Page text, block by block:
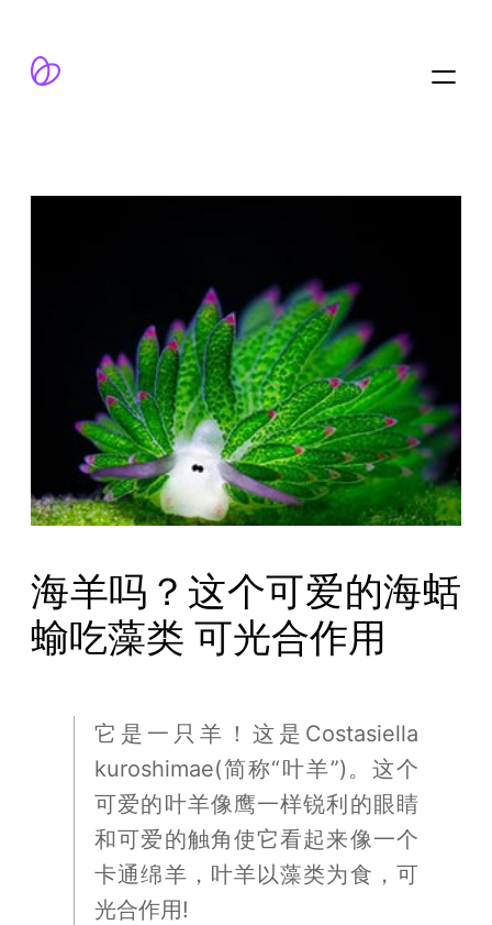
海羊吗？这个可爱的海蛞
蝓吃藻类 可光合作用
它是一只羊！这是Costasiella
kuroshimae(简称“叶羊”)。这个
可爱的叶羊像鹰一样锐利的眼睛
和可爱的触角使它看起来像一个
卡通绵羊，叶羊以藻类为食，可
光合作用!